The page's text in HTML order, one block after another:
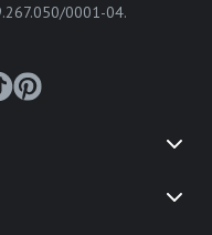
0001-04.